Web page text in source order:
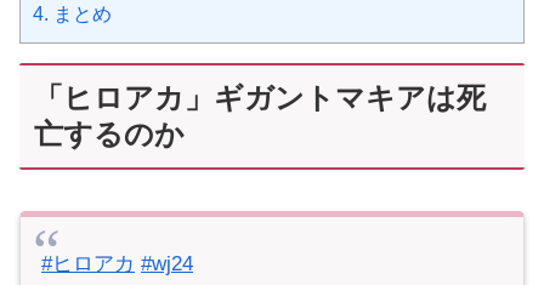
4. まとめ
「ヒロアカ」ギガントマキアは死
亡するのか
#ヒロアカ #wj24